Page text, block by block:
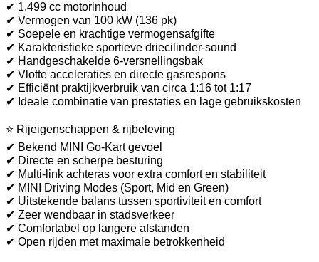
✔ 1.499 cc motorinhoud
✔ Vermogen van 100 kW (136 pk)
✔ Soepele en krachtige vermogensafgifte
✔ Karakteristieke sportieve driecilinder-sound
✔ Handgeschakelde 6-versnellingsbak
✔ Vlotte acceleraties en directe gasrespons
✔ Efficiënt praktijkverbruik van circa 1:16 tot 1:17
✔ Ideale combinatie van prestaties en lage gebruikskosten
⭐ Rijeigenschappen & rijbeleving
✔ Bekend MINI Go-Kart gevoel
✔ Directe en scherpe besturing
✔ Multi-link achteras voor extra comfort en stabiliteit
✔ MINI Driving Modes (Sport, Mid en Green)
✔ Uitstekende balans tussen sportiviteit en comfort
✔ Zeer wendbaar in stadsverkeer
✔ Comfortabel op langere afstanden
✔ Open rijden met maximale betrokkenheid